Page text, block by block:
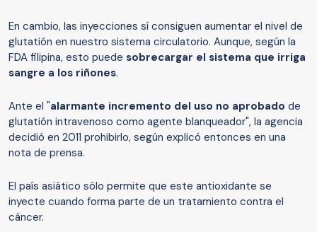
En cambio, las inyecciones sí consiguen aumentar el nivel de
glutatión en nuestro sistema circulatorio. Aunque, según la
FDA filipina, esto puede sobrecargar el sistema que irriga
sangre a los riñones.
Ante el "alarmante incremento del uso no aprobado de
glutatión intravenoso como agente blanqueador", la agencia
decidió en 2011 prohibirlo, según explicó entonces en una
nota de prensa.
El país asiático sólo permite que este antioxidante se
inyecte cuando forma parte de un tratamiento contra el
cáncer.